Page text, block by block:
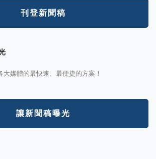
刊登新聞稿
媒體的最快速、最便捷的方案！
讓新聞稿曝光